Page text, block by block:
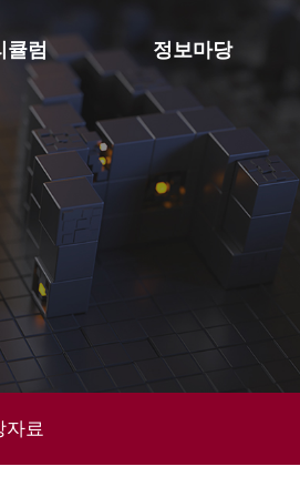
큘럼 정보마당
자료